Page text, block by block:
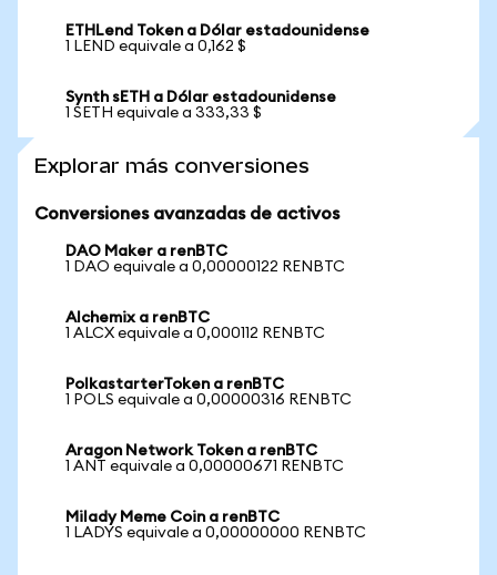
ETHLend Token a Dólar estadounidense
1 LEND equivale a 0,162 $
Synth sETH a Dólar estadounidense
1 SETH equivale a 333,33 $
Explorar más conversiones
Conversiones avanzadas de activos
DAO Maker a renBTC
1 DAO equivale a 0,00000122 RENBTC
Alchemix a renBTC
1 ALCX equivale a 0,000112 RENBTC
PolkastarterToken a renBTC
1 POLS equivale a 0,00000316 RENBTC
Aragon Network Token a renBTC
1 ANT equivale a 0,00000671 RENBTC
Milady Meme Coin a renBTC
1 LADYS equivale a 0,00000000 RENBTC